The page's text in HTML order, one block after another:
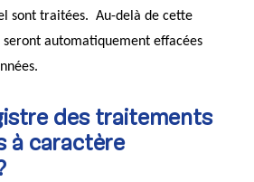
sont traitées. Au-delà de cette
seront automatiquement effacées
des traitements
à caractère